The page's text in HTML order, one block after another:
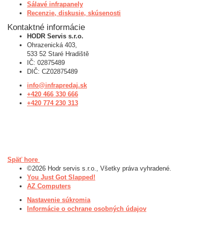
Sálavé infrapanely
Recenzie, diskusie, skúsenosti
Kontaktné informácie
HODR Servis s.r.o.
Ohrazenická 403,
533 52 Staré Hradiště
IČ: 02875489
DIČ: CZ02875489
info@infrapredaj.sk
+420 466 330 666
+420 774 230 313
Späť hore
©2026 Hodr servis s.r.o., Všetky práva vyhradené.
You Just Got Slapped!
AZ Computers
Nastavenie súkromia
Informácie o ochrane osobných údajov